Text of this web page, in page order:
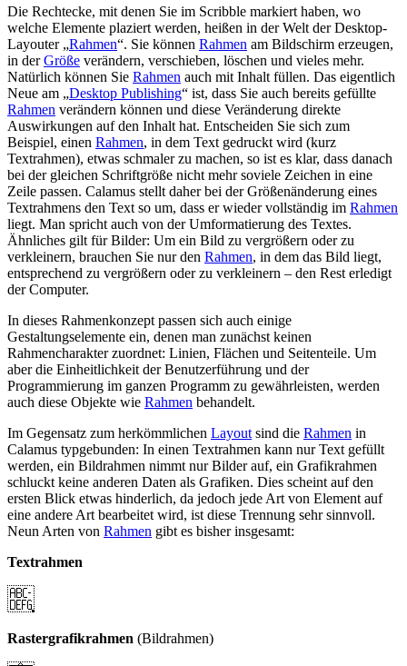
Die Rechtecke, mit denen Sie im Scribble markiert haben, wo
welche Elemente plaziert werden, heißen in der Welt der Desktop-
Layouter Rahmen . Sie können Rahmen am Bildschirm erzeugen,
in derGröße verändern, verschieben, löschen und vieles mehr.
Natürlich können Sie Rahmen auch mit Inhalt füllen. Das eigentlich
Neue am
Desktop Publishing
ist, dass Sie auch bereits gefüllte
Rahmen verändern können und diese Veränderung direkte
Auswirkungen auf den Inhalt hat. Entscheiden Sie sich zum
Beispiel, einen Rahmen, in dem Text gedruckt wird (kurz
Textrahmen), etwas schmaler zu machen, so ist es klar, dass danach
bei der gleichen Schriftgröße nicht mehr soviele Zeichen in eine
Zeile passen. Calamus stellt daher bei der Größenänderung eines
Textrahmens den Text so um, dass er wieder vollständig im Rahmen
liegt. Man spricht auch von der Umformatierung des Textes.
Ähnliches gilt für Bilder: Um ein Bild zu vergrößern oder zu
verkleinern, brauchen Sie nur den Rahmen, in dem das Bild liegt,
entsprechend zu vergrößern oder zu verkleinern – den Rest erledigt
der Computer.
In dieses Rahmenkonzept passen sich auch einige
Gestaltungselemente ein, denen man zunächst keinen
Rahmencharakter zuordnet: Linien, Flächen und Seitenteile. Um
aber die Einheitlichkeit der Benutzerführung und der
Programmierung im ganzen Programm zu gewährleisten, werden
auch diese Objekte wie Rahmen behandelt.
Im Gegensatz zum herkömmlichen Layoutsind die Rahmen in
Calamus typgebunden: In einen Textrahmen kann nur Text gefüllt
werden, ein Bildrahmen nimmt nur Bilder auf, ein Grafikrahmen
schluckt keine anderen Daten als Grafiken. Dies scheint auf den
ersten Blick etwas hinderlich, da jedoch jede Art von Element auf
eine andere Art bearbeitet wird, ist diese Trennung sehr sinnvoll.
Neun Arten von Rahmen gibt es bisher insgesamt:
Textrahmen
Rastergrafikrahmen (Bildrahmen)